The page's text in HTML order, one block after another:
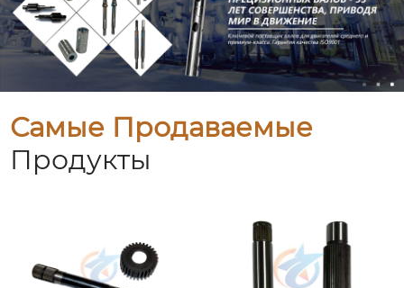
Самые Продаваемые
Продукты